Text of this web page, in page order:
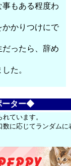
もある程度わ
かかりつけにで
ったら、辞め
た。
ーター◆
ています。
に応じてランダムに